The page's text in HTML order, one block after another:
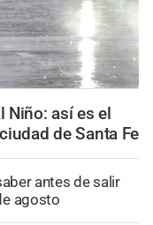
Niño: así es el
de Santa Fe
antes de salir
agosto